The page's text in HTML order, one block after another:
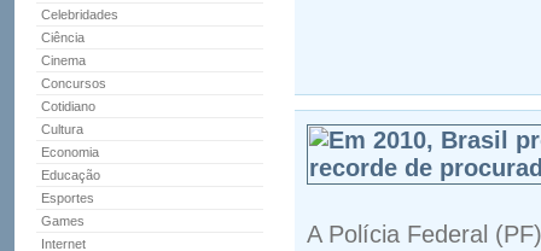
Celebridades
Ciência
Cinema
Concursos
Cotidiano
Cultura
Economia
Educação
Esportes
Games
Internet
A Polícia Federal